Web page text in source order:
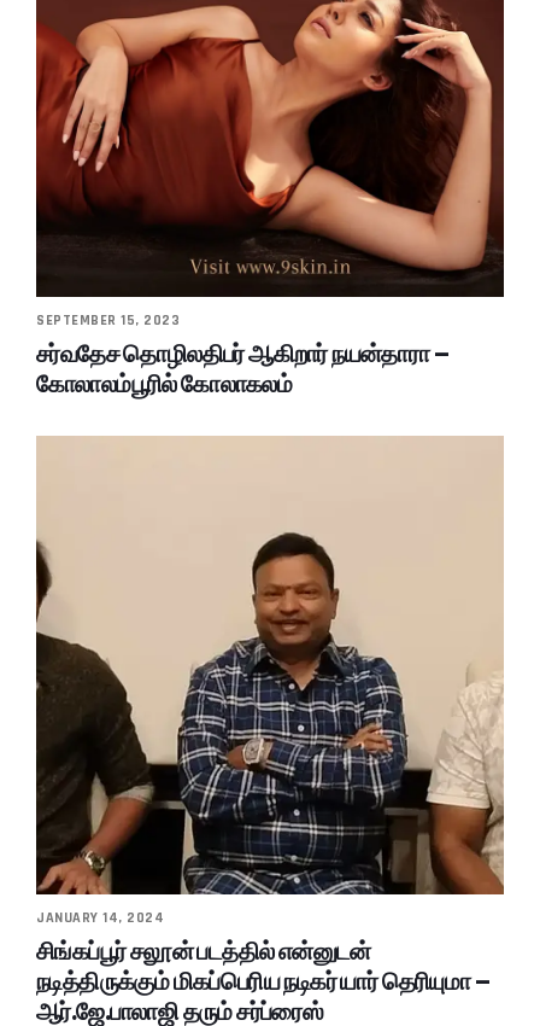
SEPTEMBER 15, 2023
சர்வதேச தொழிலதிபர் ஆகிறார் நயன்தாரா –
கோலாலம்பூரில் கோலாகலம்
JANUARY 14, 2024
சிங்கப்பூர் சலூன் படத்தில் என்னுடன்
நடித்திருக்கும் மிகப்பெரிய நடிகர் யார் தெரியுமா –
ஆர்.ஜே.பாலாஜி தரும் சர்ப்ரைஸ்